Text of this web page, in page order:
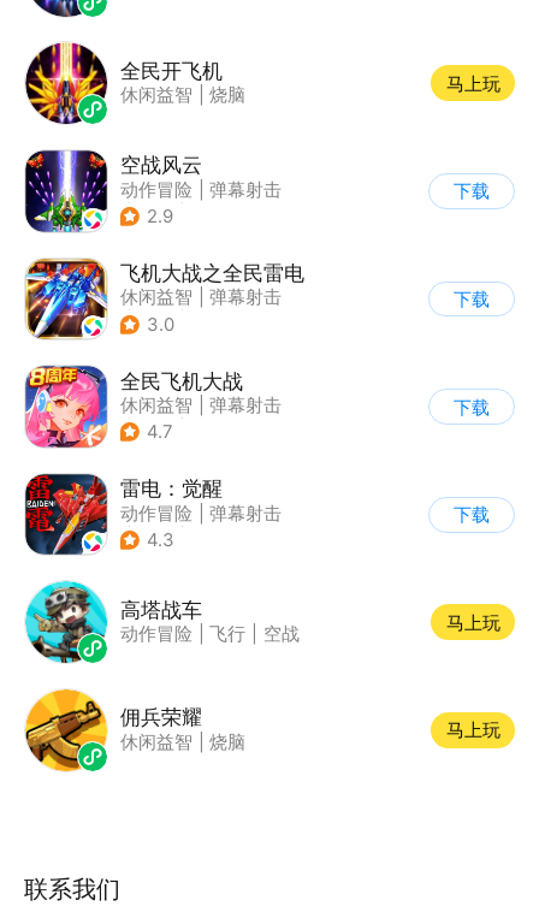
全民开飞机
休闲益智 烧脑
马上玩
空战风云
动作冒险
弹幕射击
| 科幻
2.9
下载
飞机大战之全民雷电
休闲益智
弹幕射击
| 冒险
3.0
下载
全民飞机大战
休闲益智
弹幕射击
| 飞机
4.7
下载
雷电：觉醒
动作冒险
弹幕射击
| 科幻
4.3
下载
高塔战车
动作冒险 飞行 空战
马上玩
佣兵荣耀
休闲益智 烧脑
马上玩
联系我们